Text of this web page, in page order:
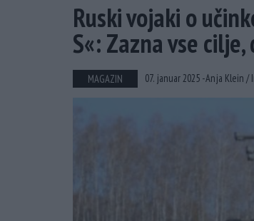
Ruski vojaki o
S«: Zazna vse
MAGAZIN 07. januar 2025 -Anja Klein /